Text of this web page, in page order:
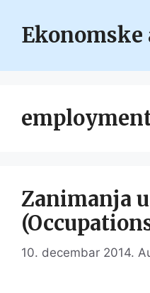
contentEkonomske
Zanimanja
10. decembar 2014.